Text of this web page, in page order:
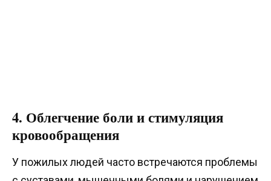
4. Облегчение боли и стимуляция
кровообращения
У пожилых людей часто встречаются проблемы